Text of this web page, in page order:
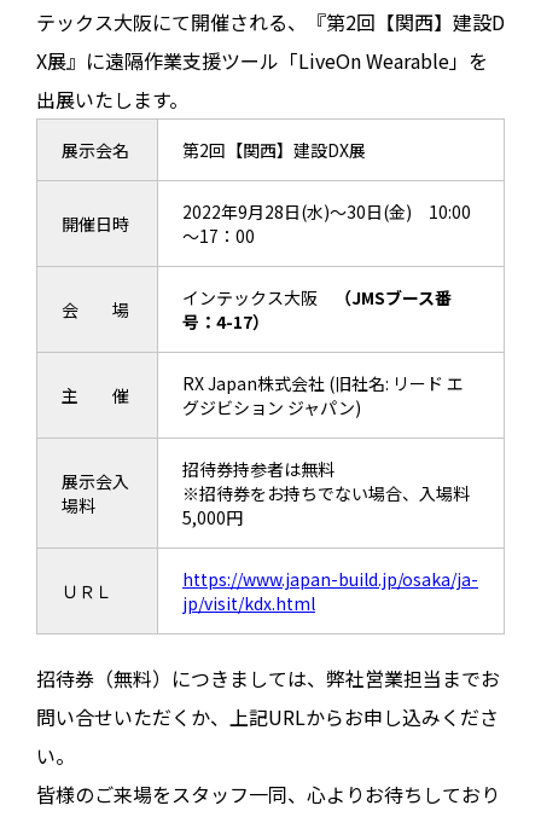
テックス大阪にて開催される、『第2回【関西】建設D
X展』に遠隔作業支援ツール「LiveOn Wearable」を
出展いたします。
展示会名 第2回【関西】建設DX展
開催日時
2022年9月28日(水)～30日(金) 10:00
～17：00
会 場 インテックス大阪
（JMSブース番
号：4-17）
主 催
RX Japan株式会社 (旧社名: リード エ
グジビション ジャパン)
展示会入
場料
招待券持参者は無料
※招待券をお持ちでない場合、入場料
5,000円
ＵＲＬ
https://www.japan-build.jp/osaka/ja-
jp/visit/kdx.html
招待券（無料）につきましては、弊社営業担当までお
問い合せいただくか、上記URLからお申し込みくださ
い。
皆様のご来場をスタッフ一同、心よりお待ちしており